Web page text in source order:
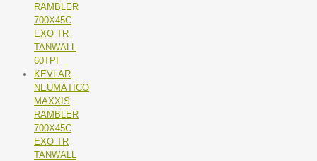
NEUMÁTICO
MAXXIS
RAMBLER
700X45C
EXO TR
TANWALL